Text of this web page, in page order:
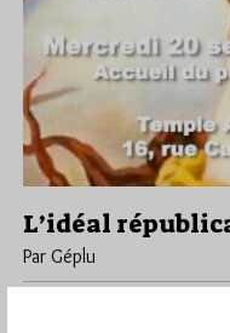
L’idéal
Par Géplu